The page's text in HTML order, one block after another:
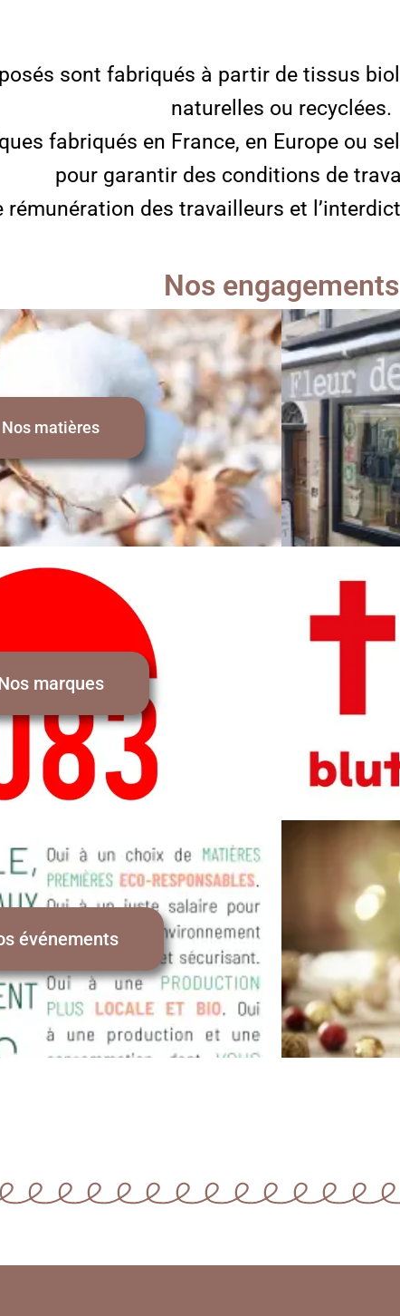
sont fabriqués à partir de tissus
naturelles ou recyclées.
fabriqués en France, en Europe ou
pour garantir des conditions de
rémunération des travailleurs et
Nos engagements
Nos matières
marques
événements